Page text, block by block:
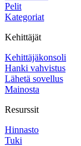
Pelit
Kategoriat
Kehittäjät
Kehittäjäkonsoli
Hanki vahvistus
Lähetä sovellus
Mainosta
Resurssit
Hinnasto
Tuki